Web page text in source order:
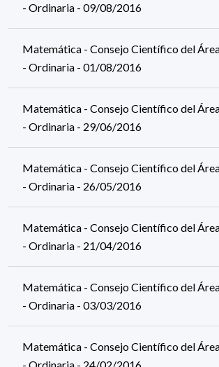
- Ordinaria - 09/08/2016
Matemática - Consejo Científico del
- Ordinaria - 01/08/2016
Matemática - Consejo Científico del
- Ordinaria - 29/06/2016
Matemática - Consejo Científico del
- Ordinaria - 26/05/2016
Matemática - Consejo Científico del
- Ordinaria - 21/04/2016
Matemática - Consejo Científico del
- Ordinaria - 03/03/2016
Matemática - Consejo Científico del